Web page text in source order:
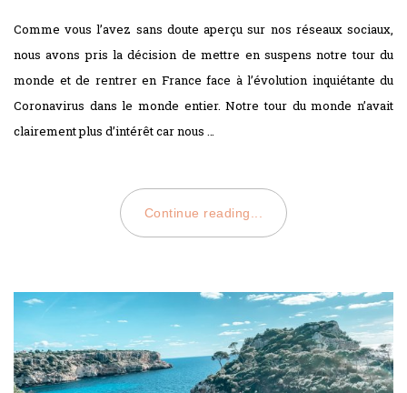
Comme vous l’avez sans doute aperçu sur nos réseaux sociaux,
nous avons pris la décision de mettre en suspens notre tour du
monde et de rentrer en France face à l’évolution inquiétante du
Coronavirus dans le monde entier. Notre tour du monde n’avait
clairement plus d’intérêt car nous …
Continue reading...